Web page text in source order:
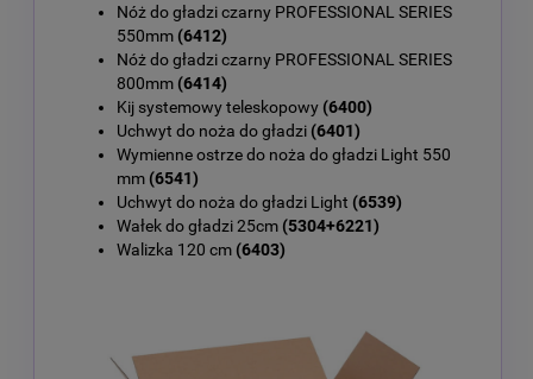
Nóż do gładzi czarny PROFESSIONAL SERIES
550mm (6412)
Nóż do gładzi czarny PROFESSIONAL SERIES
800mm (6414)
Kij systemowy teleskopowy (6400)
Uchwyt do noża do gładzi (6401)
Wymienne ostrze do noża do gładzi Light 550
mm (6541)
Uchwyt do noża do gładzi Light (6539)
Wałek do gładzi 25cm (5304+6221)
Walizka 120 cm (6403)